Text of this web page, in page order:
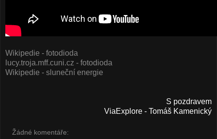
Wikipedie - fotodioda
lucy.troja.mff.cuni.cz - fotodioda
Wikipedie - sluneční energie
S pozdravem
ViaExplore - Tomáš Kamenický
Žádné komentáře: